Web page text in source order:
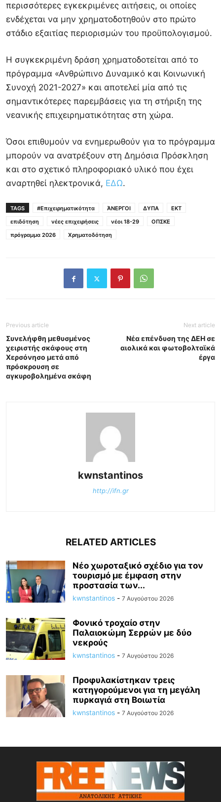
περισσότερες εγκεκριμένες αιτήσεις, οι οποίες
ενδέχεται να μην χρηματοδοτηθούν στο πρώτο
στάδιο εξαιτίας περιορισμών του προϋπολογισμού.
Η συγκεκριμένη δράση χρηματοδοτείται από το
πρόγραμμα «Ανθρώπινο Δυναμικό και Κοινωνική
Συνοχή 2021-2027» και αποτελεί μία από τις
σημαντικότερες παρεμβάσεις για τη στήριξη της
νεανικής επιχειρηματικότητας στη χώρα.
Όσοι επιθυμούν να ενημερωθούν για το πρόγραμμα
μπορούν να ανατρέξουν στη Δημόσια Πρόσκληση
και στο σχετικό πληροφοριακό υλικό που έχει
αναρτηθεί ηλεκτρονικά, ΕΔΩ.
TAGS #Επιχειρηματικότητα ΆΝΕΡΓΟΙ ΔΥΠΑ
ΕΚΤ
επιδότηση
νέες επιχειρήσεις νέοι 18-29
ΟΠΣΚΕ
πρόγραμμα 2026
Χρηματοδότηση
Previous article
Συνελήφθη μεθυσμένος
χειριστής σκάφους στη
Χερσόνησο μετά από
πρόσκρουση σε
αγκυροβολημένα σκάφη
Next article
Νέα επένδυση της ΔΕΗ σε
αιολικά και φωτοβολταϊκά
έργα
kwnstantinos
http://ifn.gr
RELATED ARTICLES
Νέο χωροταξικό σχέδιο για τον
τουρισμό με έμφαση στην
προστασία των...
kwnstantinos - 7 Αυγούστου 2026
Φονικό τροχαίο στην
Παλαιοκώμη Σερρών με δύο
νεκρούς
kwnstantinos - 7 Αυγούστου 2026
Προφυλακίστηκαν τρεις
κατηγορούμενοι για τη μεγάλη
πυρκαγιά στη Βοιωτία
kwnstantinos - 7 Αυγούστου 2026